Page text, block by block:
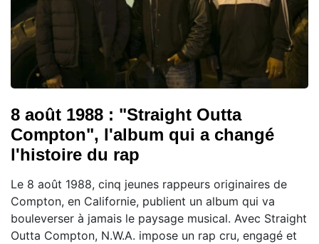
8 août 1988 : "Straight Outta
Compton", l'album qui a changé
l'histoire du rap
Le 8 août 1988, cinq jeunes rappeurs originaires de
Compton, en Californie, publient un album qui va
bouleverser à jamais le paysage musical. Avec Straight
Outta Compton, N.W.A. impose un rap cru, engagé et